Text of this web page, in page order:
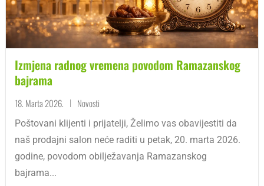
Izmjena radnog vremena povodom Ramazanskog
bajrama
18. Marta 2026. | Novosti
Poštovani klijenti i prijatelji, Želimo vas obavijestiti da
naš prodajni salon neće raditi u petak, 20. marta 2026.
godine, povodom obilježavanja Ramazanskog
bajrama...